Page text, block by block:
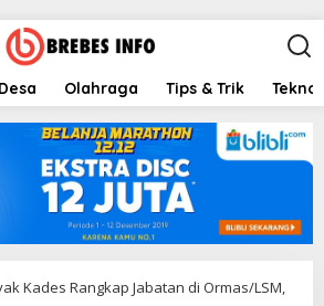
Olahraga Tips & Trik
Kades Rangkap Jabatan di Ormas/LSM,